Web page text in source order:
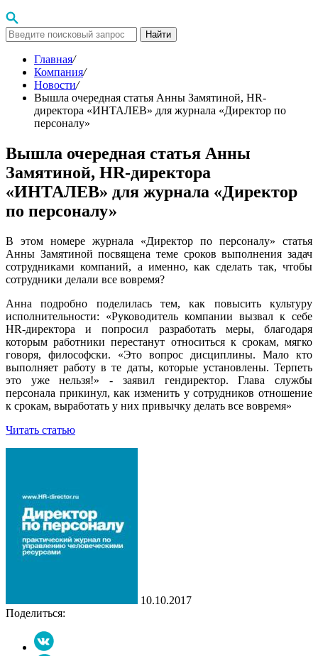
Найти
Главная/
Компания/
Новости/
Вышла очередная статья Анны Замятиной, HR-
директора «ИНТАЛЕВ» для журнала «Директор по
персоналу»
Вышла очередная статья Анны
Замятиной, HR-директора
«ИНТАЛЕВ» для журнала «Директор
по персоналу»
В этом номере журнала «Директор по персоналу» статья
Анны Замятиной посвящена теме сроков выполнения задач
сотрудниками компаний, а именно, как сделать так, чтобы
сотрудники делали все вовремя?
Анна подробно поделилась тем, как повысить культуру
исполнительности: «Руководитель компании вызвал к себе
HR-директора и попросил разработать меры, благодаря
которым работники перестанут относиться к срокам, мягко
говоря, философски. «Это вопрос дисциплины. Мало кто
выполняет работу в те даты, которые установлены. Терпеть
это уже нельзя!» - заявил гендиректор. Глава службы
персонала прикинул, как изменить у сотрудников отношение
к срокам, выработать у них привычку делать все вовремя»
Читать статью
10.10.2017
Поделиться: